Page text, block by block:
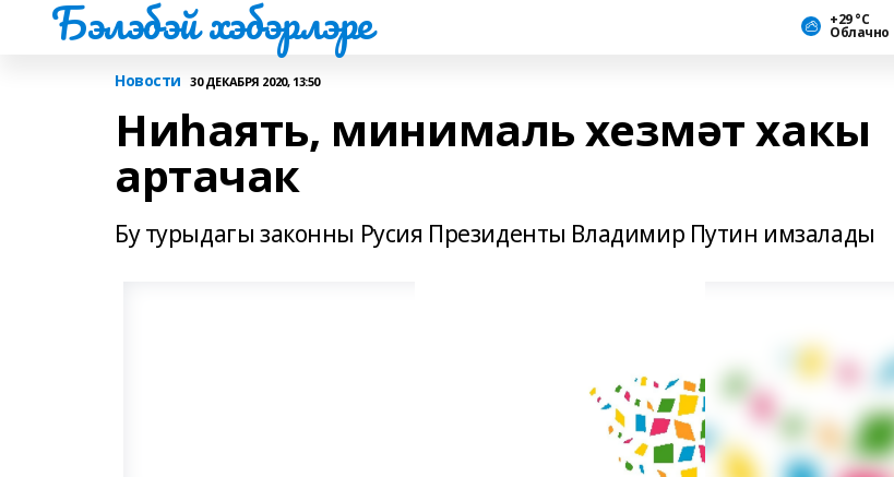
Бэлэбэй хэбэрлэре +29 °С
Облачно
Новости 30 ДЕКАБРЯ 2020, 13:50
Ниһаять, минималь хезмәт хакы
артачак
Бу турыдагы законны Русия Президенты Владимир Путин имзалады